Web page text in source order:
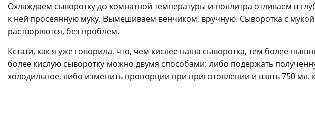
Охлаждаем сыворотку до комнатной температуры и поллитра отливаем в
к ней просеянную муку. Вымешиваем венчиком, вручную. Сыворотка с мукой
растворяются, без проблем.
Кстати, как я уже говорила, что, чем кислее наша сыворотка, тем более
более кислую сыворотку можно двумя способами: либо подержать
холодильное, либо изменить пропорции при приготовлении и взять 750 мл.